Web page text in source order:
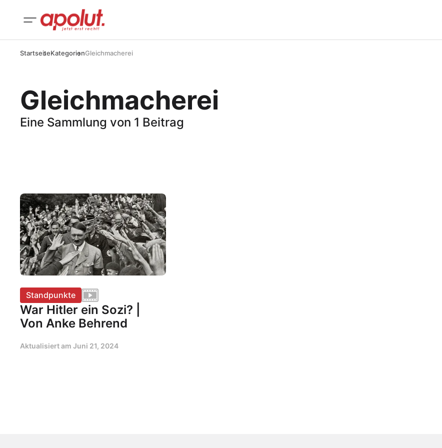
StartseiteKategorienGleichmacherei
Gleichmacherei
Eine Sammlung von 1 Beitrag
Standpunkte
War Hitler ein Sozi? |
Von Anke Behrend
Aktualisiert am Juni 21, 2024